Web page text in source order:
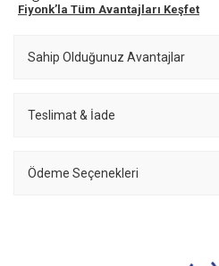
Fiyonk’la Tüm Avantajları Keşfet
Sahip Olduğunuz Avantajlar
Teslimat & İade
Ödeme Seçenekleri